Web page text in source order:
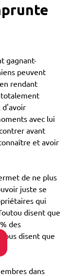
gagnant-
peuvent
rendant
totalement
d'avoir
avec lui
avant
et avoir
de ne plus
juste se
qui
disent que
des
disent que
dans